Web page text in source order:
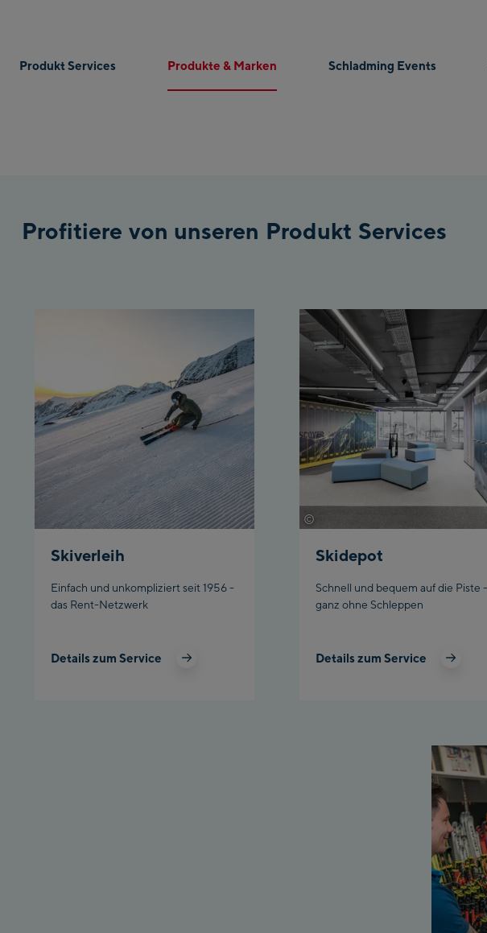
Produkt Services Produkte & Marken Schladming Events
Profitiere von unseren Produkt Services
Skiverleih
Einfach und unkompliziert seit 1956 -
das Rent-Netzwerk
Details zum Service
©
Skidepot
Schnell und bequem auf die Piste -
ganz ohne Schleppen
Details zum Service